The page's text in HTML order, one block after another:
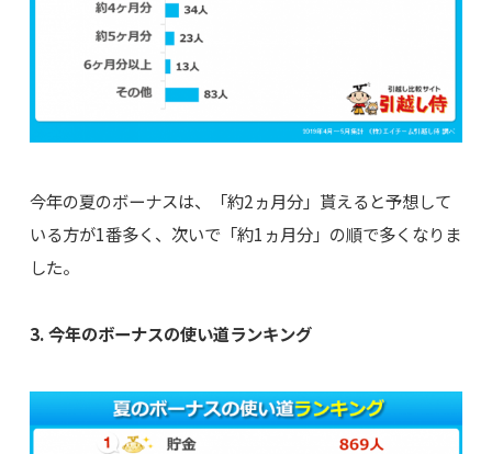
今年の夏のボーナスは、「約2ヵ月分」貰えると予想して
いる方が1番多く、次いで「約1ヵ月分」の順で多くなりま
した。
3. 今年のボーナスの使い道ランキング